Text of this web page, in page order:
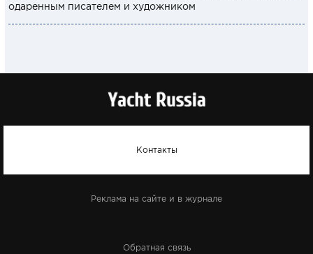
одаренным писателем и художником
Контакты
Реклама на сайте и в журнале
Обратная связь